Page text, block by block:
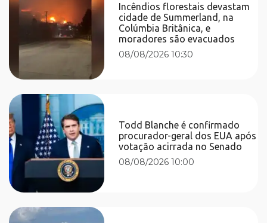
Incêndios florestais devastam
cidade de Summerland, na
Colúmbia Britânica, e
moradores são evacuados
08/08/2026 10:30
Todd Blanche é confirmado
procurador-geral dos EUA após
votação acirrada no Senado
08/08/2026 10:00